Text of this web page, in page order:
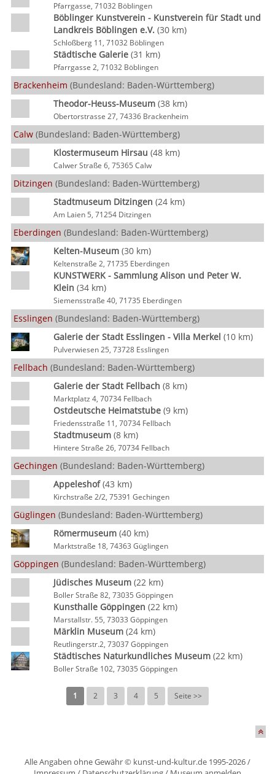
Pfarrgasse, 71032 Böblingen
Böblinger Kunstverein - Kunstverein für Stadt und
Landkreis Böblingen e.V.(30 km)
Schloßberg 11, 71032 Böblingen
Städtische Galerie(31 km)
Pfarrgasse 2, 71032 Böblingen
Brackenheim (Bundesland: Baden-Württemberg)
Theodor-Heuss-Museum(38 km)
Obertorstrasse 27, 74336 Brackenheim
Calw (Bundesland: Baden-Württemberg)
Klostermuseum Hirsau (48 km)
Calwer Straße 6, 75365 Calw
Ditzingen (Bundesland: Baden-Württemberg)
Stadtmuseum Ditzingen (24 km)
Am Laien 5, 71254 Ditzingen
Eberdingen (Bundesland: Baden-Württemberg)
Kelten-Museum(30 km)
Keltenstraße 2, 71735 Eberdingen
KUNSTWERK - Sammlung Alison und Peter W.
Klein (34 km)
Siemensstraße 40, 71735 Eberdingen
Esslingen (Bundesland: Baden-Württemberg)
Galerie der Stadt Esslingen - Villa Merkel (10 km)
Pulverwiesen 25, 73728 Esslingen
Fellbach (Bundesland: Baden-Württemberg)
Galerie der Stadt Fellbach (8 km)
Marktplatz 4, 70734 Fellbach
Ostdeutsche Heimatstube(9 km)
Friedensstraße 11, 70734 Fellbach
Stadtmuseum(8 km)
Hintere Straße 26, 70734 Fellbach
Gechingen (Bundesland: Baden-Württemberg)
Appeleshof(43 km)
Kirchstraße 2/2, 75391 Gechingen
Güglingen (Bundesland: Baden-Württemberg)
Römermuseum(40 km)
Marktstraße 18, 74363 Güglingen
Göppingen (Bundesland: Baden-Württemberg)
Jüdisches Museum(22 km)
Boller Straße 82, 73035 Göppingen
Kunsthalle Göppingen (22 km)
Marstallstr. 55, 73033 Göppingen
Märklin Museum(24 km)
Reutlingerstr.2, 73037 Göppingen
Städtisches Naturkundliches Museum(22 km)
Boller Straße 102, 73035 Göppingen
1 2 3 4 5 Seite >>
Alle Angaben ohne Gewähr © kunst-und-kultur.de 1995-2026 /